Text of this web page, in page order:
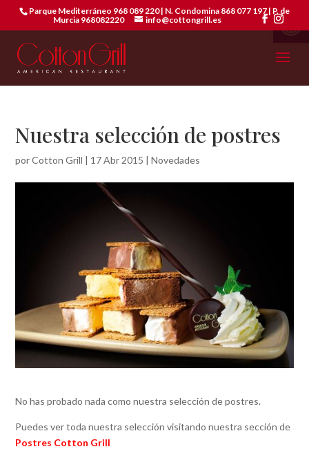
Abrir
Parque Mediterráneo 968 089 220 | N. Condomina 868 077 197 | P. de
Murcia 968082220
info@cottongrill.es
Nuestra selección de postres
porCotton Grill | 17 Abr 2015 |Novedades
No has probado nada como nuestra selección de postres.
Puedes ver toda nuestra selección visitando nuestra sección de
Postres Cotton Grill